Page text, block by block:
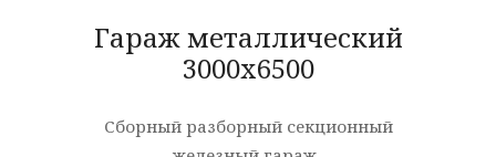
Гараж металлический
3000x6500
Сборный разборный секционный